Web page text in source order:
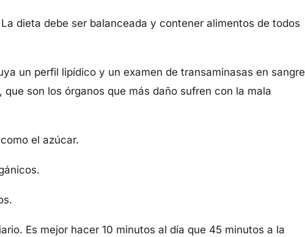
dieta debe ser balanceada y contener alimentos de todos
un perfil lipídico y un examen de transaminasas en sangre
son los órganos que más daño sufren con la mala
el azúcar.
Es mejor hacer 10 minutos al día que 45 minutos a la